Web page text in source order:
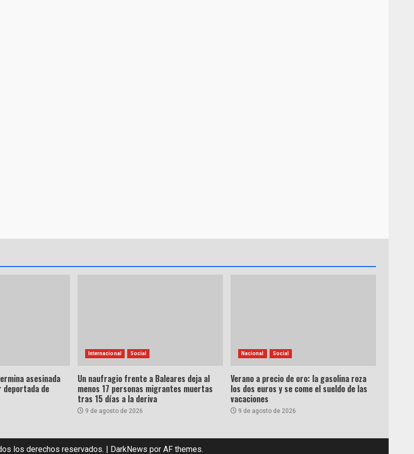
asesinada
deportada de
Internacional Social
Un naufragio frente a Baleares deja al
menos 17 personas migrantes muertas
tras 15 días a la deriva
9 de agosto de 2026
Nacional Social
Verano a precio de oro: la gasolina roza
los dos euros y se come el sueldo de las
vacaciones
9 de agosto de 2026
los derechos reservados. | DarkNews por AF themes.